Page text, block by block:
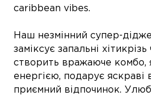
caribbean vibes.
Наш незмінний супер-
заміксує запальні хітикрізь
створить вражаюче комбо,
енергією, подарує яскраві
приємний відпочинок.